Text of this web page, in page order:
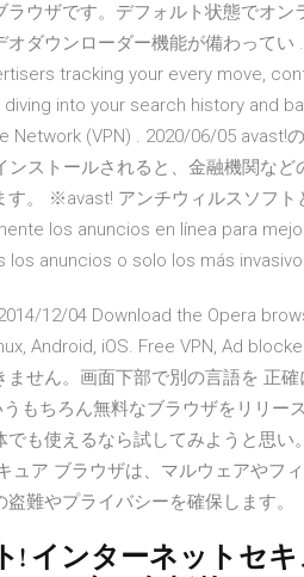
ラウザです。デフォルト状態でオ
オダウンローダー機能が備わって
tracking your every move,
into your search history and
Network (VPN) . 2020/06/05 avast!
ンストールされると、金融機関な
す。 ※avast! アンチウィルスソフ
los anuncios en línea para
los anuncios o solo los más
12/04 Download the Opera
Android, iOS. Free VPN, Ad
ません。画面下部で別の言語を 正
もちろん無料なブラウザをリリー
でも使えるなら試してみようと思
ュア ブラウザは、マルウェアやフ
盗難やプライバシーを確保します。
! インターネットセ